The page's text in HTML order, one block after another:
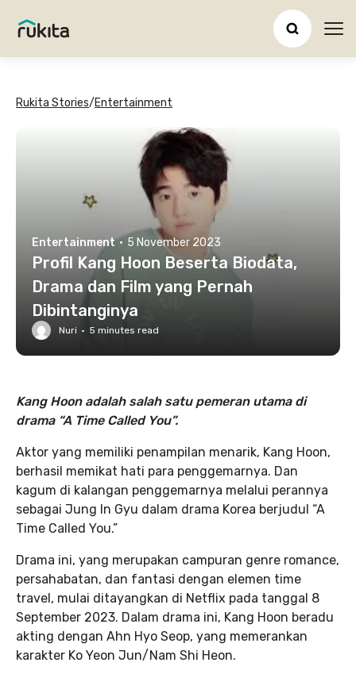
Rukita Stories/Entertainment
Entertainment · 5 November 2023
Profil Kang Hoon Beserta Biodata,
Drama dan Film yang Pernah
Dibintanginya
Nuri · 5 minutes read
Kang Hoon adalah salah satu pemeran utama di
drama “A Time Called You”.
Aktor yang memiliki penampilan menarik, Kang Hoon,
berhasil memikat hati para penggemarnya. Dan
kagum di kalangan penggemarnya melalui perannya
sebagai Jung In Gyu dalam drama Korea berjudul “A
Time Called You.”
Drama ini, yang merupakan campuran genre romance,
persahabatan, dan fantasi dengan elemen time
travel, mulai ditayangkan di Netflix pada tanggal 8
September 2023. Dalam drama ini, Kang Hoon beradu
akting dengan Ahn Hyo Seop, yang memerankan
karakter Ko Yeon Jun/Nam Shi Heon.